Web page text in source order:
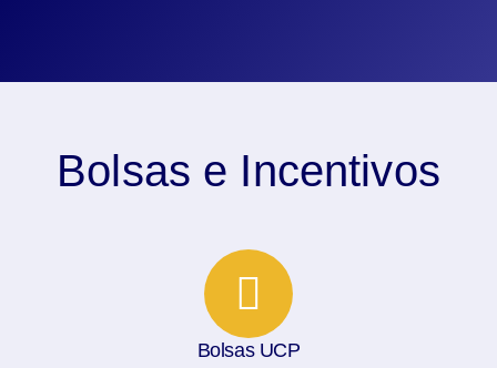
Bolsas e Incentivos
Bolsas UCP